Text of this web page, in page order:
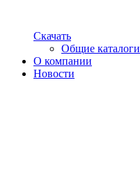
Скачать
Общие каталоги
О компании
Новости